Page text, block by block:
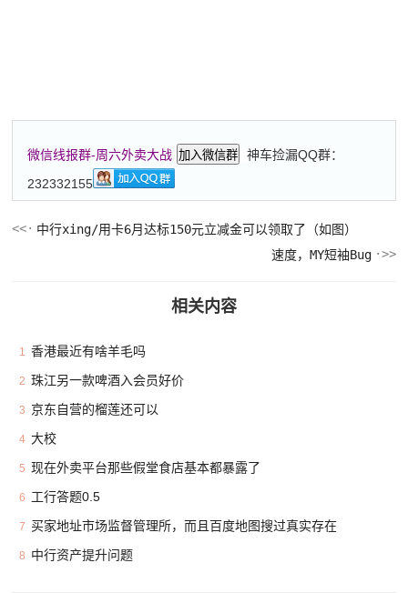
微信线报群-周六外卖大战 加入微信群
神车捡漏QQ群：
232332155
中行xing/用卡6月达标150元立减金可以领取了（如图）
速度，MY短袖Bug
相关内容
1 香港最近有啥羊毛吗
2 珠江另一款啤酒入会员好价
3 京东自营的榴莲还可以
4 大校
5 现在外卖平台那些假堂食店基本都暴露了
6 工行答题0.5
7 买家地址市场监督管理所，而且百度地图搜过真实存在
8 中行资产提升问题